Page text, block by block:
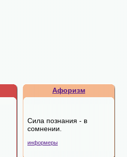
Афоризм
Сила познания - в
сомнении.
информеры